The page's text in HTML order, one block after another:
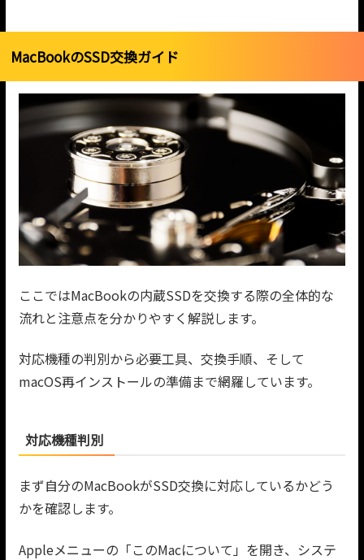
MacBookのSSD交換ガイド
ここではMacBookの内蔵SSDを交換する際の全体的な
流れと注意点を分かりやすく解説します。
対応機種の判別から必要工具、交換手順、そして
macOS再インストールの準備まで網羅しています。
対応機種判別
まず自分のMacBookがSSD交換に対応しているかどう
かを確認します。
Appleメニューの「このMacについて」を開き、システ